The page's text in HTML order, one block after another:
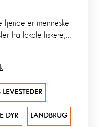
fjende er mennesket –
fra lokale fiskere,...
DYR LANDBRUG